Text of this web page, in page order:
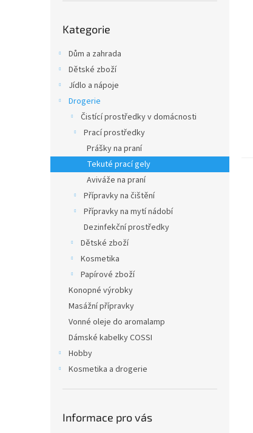
kategorie
Kategorie
Dům a zahrada
Dětské zboží
Jídlo a nápoje
Drogerie
Čistící prostředky v domácnosti
Prací prostředky
Prášky na praní
Tekuté prací gely
Aviváže na praní
Přípravky na čištění
Přípravky na mytí nádobí
Dezinfekční prostředky
Dětské zboží
Kosmetika
Papírové zboží
Konopné výrobky
Masážní přípravky
Vonné oleje do aromalamp
Dámské kabelky COSSI
Hobby
Kosmetika a drogerie
Informace pro vás